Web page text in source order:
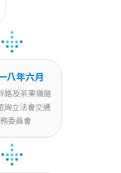
八年六月
路及茶果嶺隧
詢立法會交通
委員會